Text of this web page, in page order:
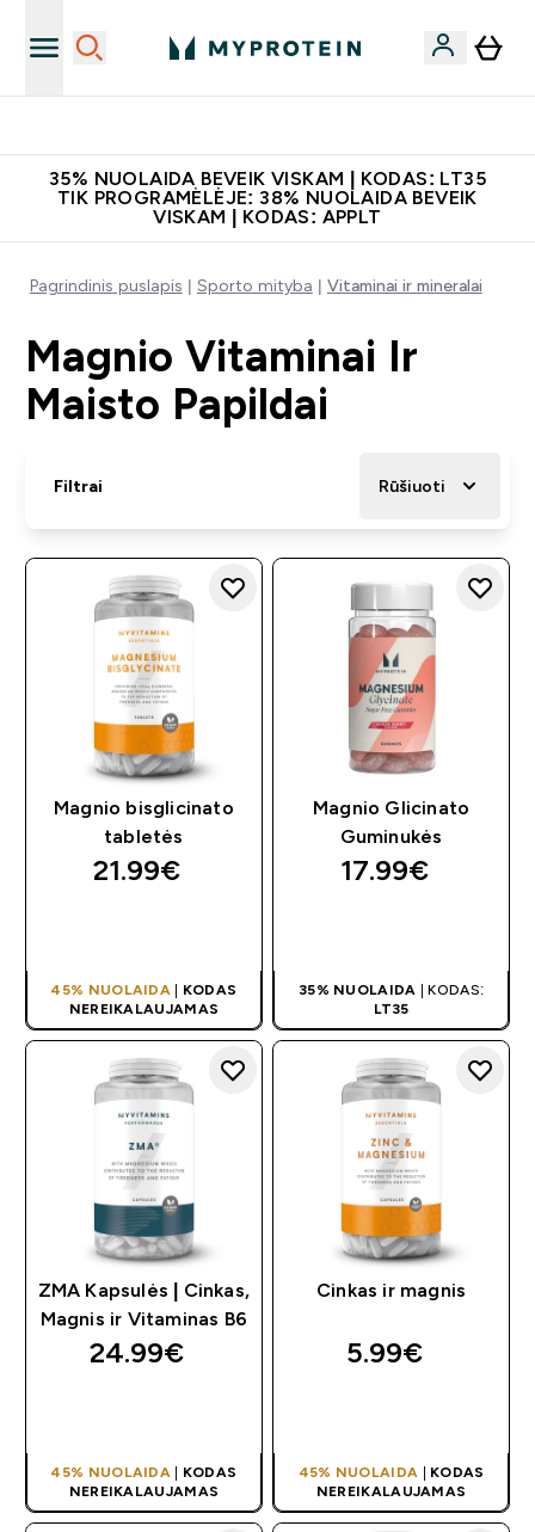
35% NUOLAIDA BEVEIK VISKAM | KODAS: LT35
TIK PROGRAMĖLĖJE: 38% NUOLAIDA BEVEIK
VISKAM | KODAS: APPLT
Pagrindinis puslapis Sporto mityba Vitaminai ir mineralai
Magnio Vitaminai Ir
Maisto Papildai
Filtrai Rūšiuoti
Magnio bisglicinato
tabletės
21.99€‎
45% NUOLAIDA
KODAS
NEREIKALAUJAMAS
Magnio Glicinato
Guminukės
17.99€‎
35% NUOLAIDA | KODAS:
LT35
ZMA Kapsulės | Cinkas,
Magnis ir Vitaminas B6
24.99€‎
45% NUOLAIDA
KODAS
NEREIKALAUJAMAS
Cinkas ir magnis
5.99€‎
45% NUOLAIDA
KODAS
NEREIKALAUJAMAS